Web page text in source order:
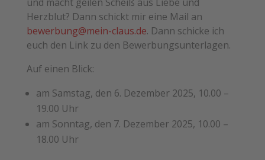
Herzblut? Dann schickt mir eine Mail an
bewerbung@mein-claus.de. Dann schicke ich
euch den Link zu den Bewerbungsunterlagen.
Auf einen Blick:
am Samstag, den 6. Dezember 2025, 10.00 –
19.00 Uhr
am Sonntag, den 7. Dezember 2025, 10.00 –
18.00 Uhr